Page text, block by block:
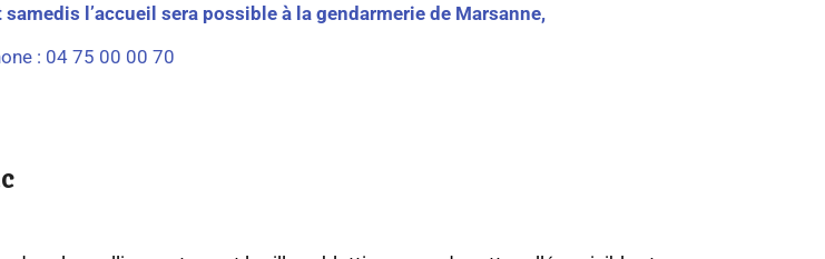
l’accueil sera possible à la gendarmerie de Marsanne,
: 04 75 00 00 70